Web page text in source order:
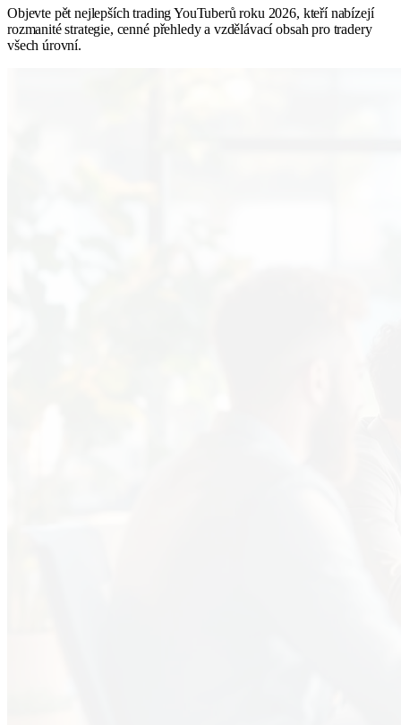
Objevte pět nejlepších trading YouTuberů roku 2026, kteří nabízejí
rozmanité strategie, cenné přehledy a vzdělávací obsah pro tradery
všech úrovní.